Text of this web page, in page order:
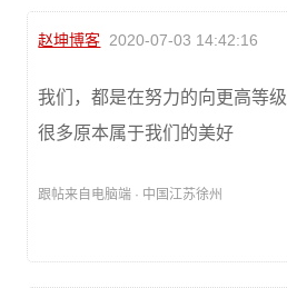
赵坤博客 2020-07-03 14:42:16
我们，都是在努力的向更高等
很多原本属于我们的美好
跟帖来自电脑端 · 中国江苏徐州